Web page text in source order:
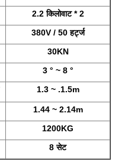
2.2 किलोवाट * 2
380V / 50 हर्ट्ज
30KN
3 ° ~ 8 °
1.3 ~ .1.5m
1.44 ~ 2.14m
1200KG
8 सेट